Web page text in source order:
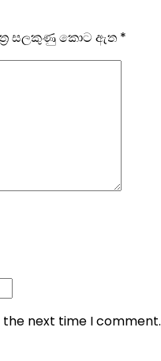
සලකුණු කොට ඇත *
the next time I comment.